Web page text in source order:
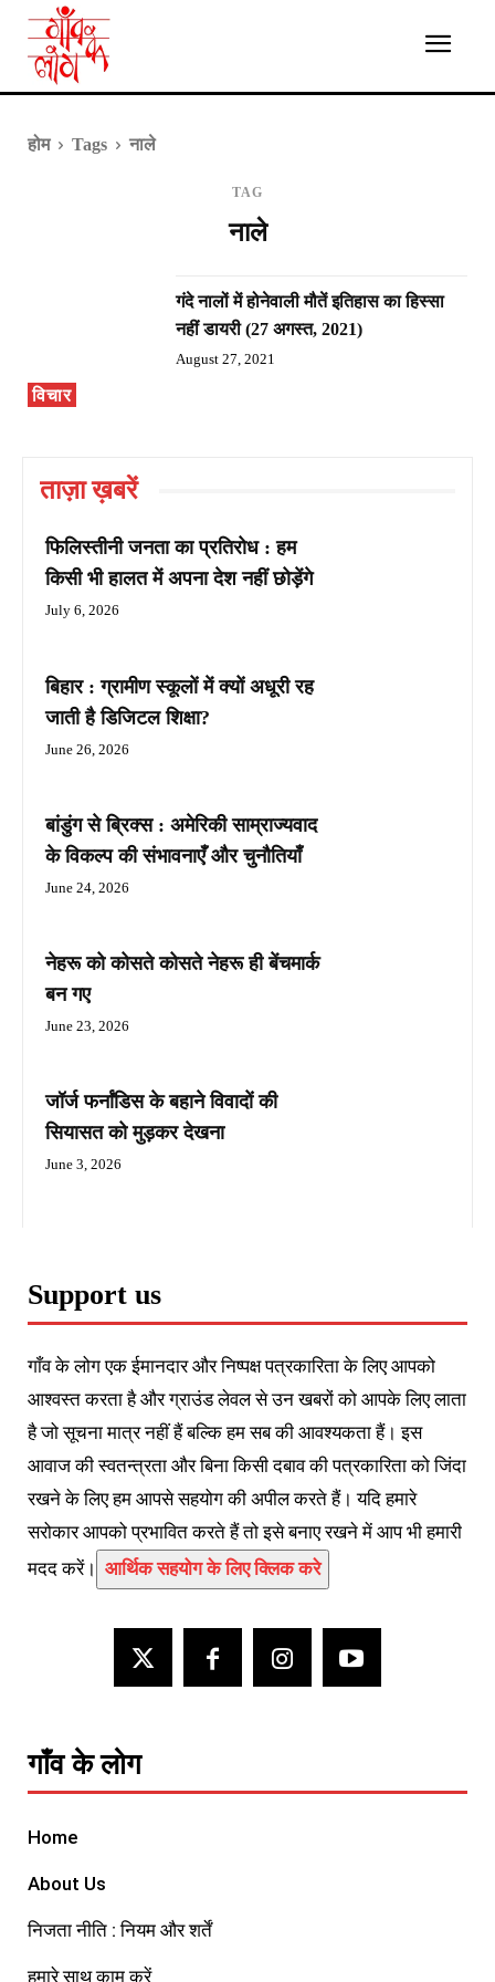
होम Tags नाले
TAG
नाले
विचार
गंदे नालों में होनेवाली मौतें इतिहास का हिस्सा
नहीं डायरी (27 अगस्त, 2021)
August 27, 2021
ताज़ा ख़बरें
फिलिस्तीनी जनता का प्रतिरोध : हम
किसी भी हालत में अपना देश नहीं छोड़ेंगे
July 6, 2026
बिहार : ग्रामीण स्कूलों में क्यों अधूरी रह
जाती है डिजिटल शिक्षा?
June 26, 2026
बांडुंग से ब्रिक्स : अमेरिकी साम्राज्यवाद
के विकल्प की संभावनाएँ और चुनौतियाँ
June 24, 2026
नेहरू को कोसते कोसते नेहरू ही बेंचमार्क
बन गए
June 23, 2026
जॉर्ज फर्नांडिस के बहाने विवादों की
सियासत को मुड़कर देखना
June 3, 2026
Support us
गाँव के लोग एक ईमानदार और निष्पक्ष पत्रकारिता के लिए आपको
आश्वस्त करता है और ग्राउंड लेवल से उन खबरों को आपके लिए लाता
है जो सूचना मात्र नहीं हैं बल्कि हम सब की आवश्यकता हैं। इस
आवाज की स्वतन्त्रता और बिना किसी दबाव की पत्रकारिता को जिंदा
रखने के लिए हम आपसे सहयोग की अपील करते हैं। यदि हमारे
सरोकार आपको प्रभावित करते हैं तो इसे बनाए रखने में आप भी हमारी
मदद करें। आर्थिक सहयोग के लिए क्लिक करे
गाँव के लोग
Home
About Us
निजता नीति : नियम और शर्तें
हमारे साथ काम करें